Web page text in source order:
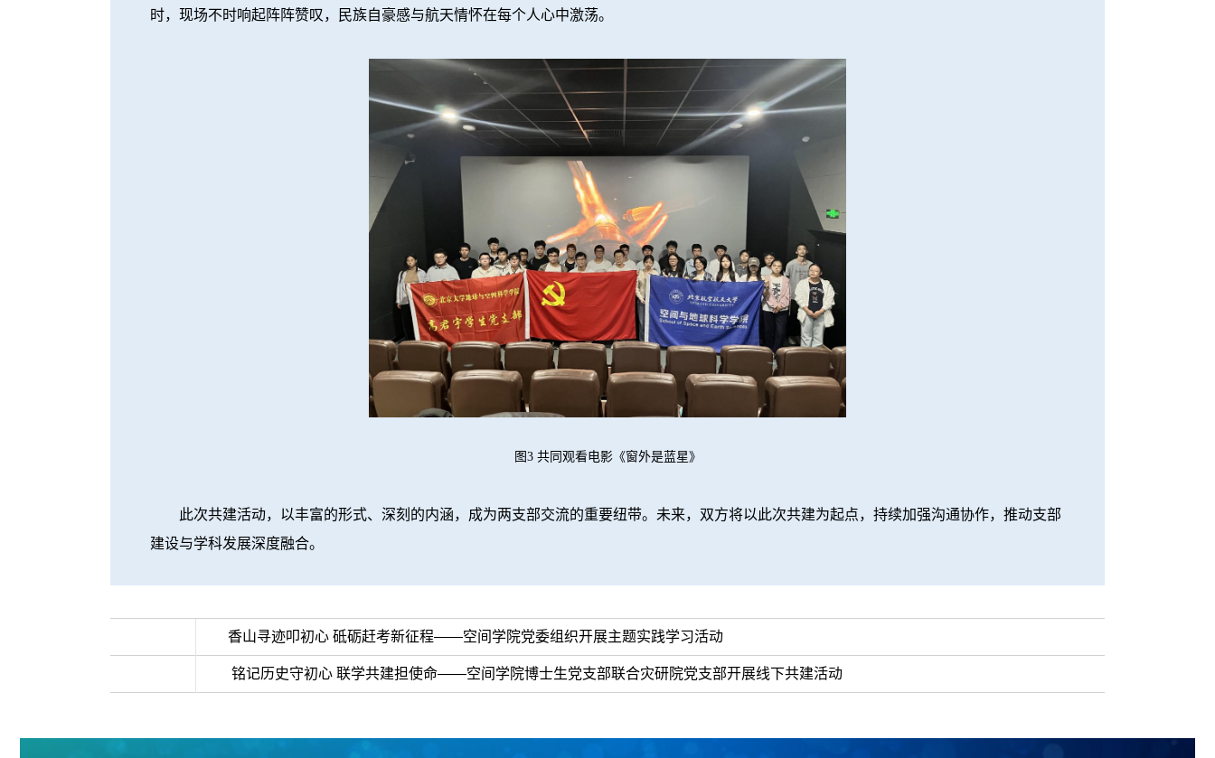
时，现场不时响起阵阵赞叹，民族自豪感与航天情怀在每个人心中激荡。
图3 共同观看电影《窗外是蓝星》
此次共建活动，以丰富的形式、深刻的内涵，成为两支部交流的重要纽带。未来，双方将以此次共建为起点，持续加强沟通协作，推动支部
建设与学科发展深度融合。
香山寻迹叩初心 砥砺赶考新征程——空间学院党委组织开展主题实践学习活动
铭记历史守初心 联学共建担使命——空间学院博士生党支部联合灾研院党支部开展线下共建活动